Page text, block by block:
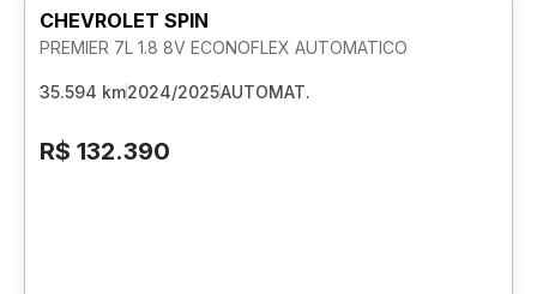
CHEVROLET SPIN
PREMIER 7L 1.8 8V ECONOFLEX AUTOMATICO
35.594 km2024/2025AUTOMAT.
R$ 132.390